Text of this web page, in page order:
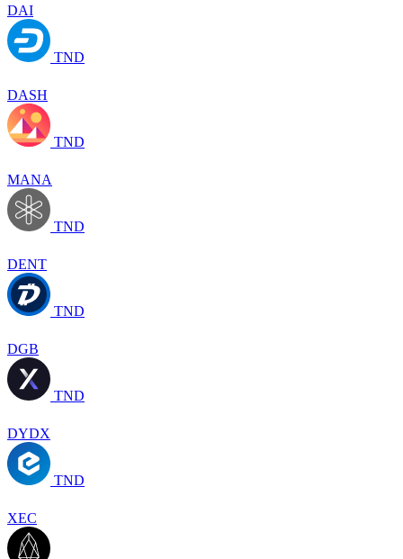
DAI
TND
DASH
TND
MANA
TND
DENT
TND
DGB
TND
DYDX
TND
XEC